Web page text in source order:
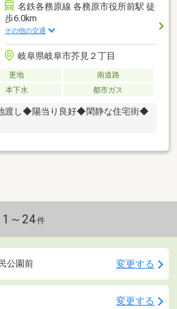
名鉄各務原線 各務原市役所前駅 徒
歩6.0km
その他の交通
岐阜県岐阜市芥見２丁目
更地
南道路
本下水 都市ガス
し◆陽当り良好◆閑静な住宅街◆
1～24件
公園前 変更する
変更する